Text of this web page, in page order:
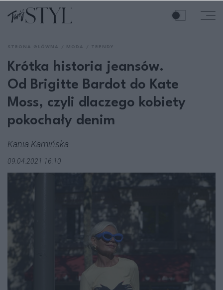
Krótka historia jeansów.
Od Brigitte Bardot do Kate
Moss, czyli dlaczego kobiety
pokochały denim
Kania Kamińska
09.04.2021 16:10